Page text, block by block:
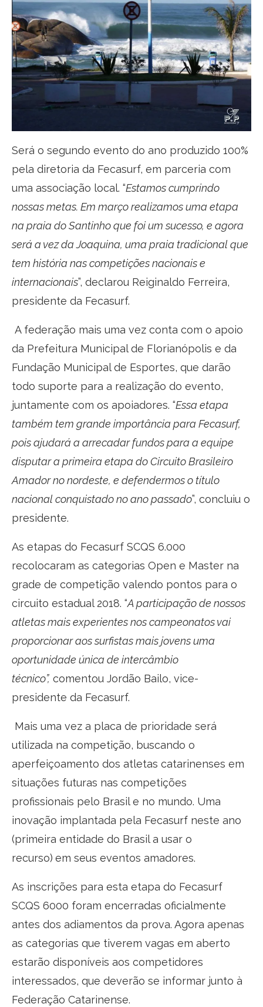
Será o segundo evento do ano produzido 100%
pela diretoria da Fecasurf, em parceria com
uma associação local. “Estamos cumprindo
nossas metas. Em março realizamos uma etapa
na praia do Santinho que foi um sucesso, e agora
será a vez da Joaquina, uma praia tradicional que
tem história nas competições nacionais e
internacionais”, declarou Reiginaldo Ferreira,
presidente da Fecasurf.
A federação mais uma vez conta com o apoio
da Prefeitura Municipal de Florianópolis e da
Fundação Municipal de Esportes, que darão
todo suporte para a realização do evento,
juntamente com os apoiadores. “Essa etapa
também tem grande importância para Fecasurf,
pois ajudará a arrecadar fundos para a equipe
disputar a primeira etapa do Circuito Brasileiro
Amador no nordeste, e defendermos o título
nacional conquistado no ano passado”, concluiu o
presidente.
As etapas do Fecasurf SCQS 6.000
recolocaram as categorias Open e Master na
grade de competição valendo pontos para o
circuito estadual 2018. “A participação de nossos
atletas mais experientes nos campeonatos vai
proporcionar aos surfistas mais jovens uma
oportunidade única de intercâmbio
técnico”, comentou Jordão Bailo, vice-
presidente da Fecasurf.
Mais uma vez a placa de prioridade será
utilizada na competição, buscando o
aperfeiçoamento dos atletas catarinenses em
situações futuras nas competições
profissionais pelo Brasil e no mundo. Uma
inovação implantada pela Fecasurf neste ano
(primeira entidade do Brasil a usar o
recurso) em seus eventos amadores.
As inscrições para esta etapa do Fecasurf
SCQS 6000 foram encerradas oficialmente
antes dos adiamentos da prova. Agora apenas
as categorias que tiverem vagas em aberto
estarão disponíveis aos competidores
interessados, que deverão se informar junto à
Federação Catarinense.